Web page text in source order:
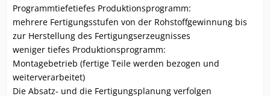
Programmtiefetiefes Produktionsprogramm:
mehrere Fertigungsstufen von der Rohstoffgewinnung bis
zur Herstellung des Fertigungserzeugnisses
weniger tiefes Produktionsprogramm:
Montagebetrieb (fertige Teile werden bezogen und
weiterverarbeitet)
Die Absatz- und die Fertigungsplanung verfolgen